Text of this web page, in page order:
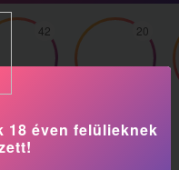
42 20
18 éven felülieknek